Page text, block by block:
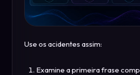
Use os acidentes assim:
Examine a primeira frase